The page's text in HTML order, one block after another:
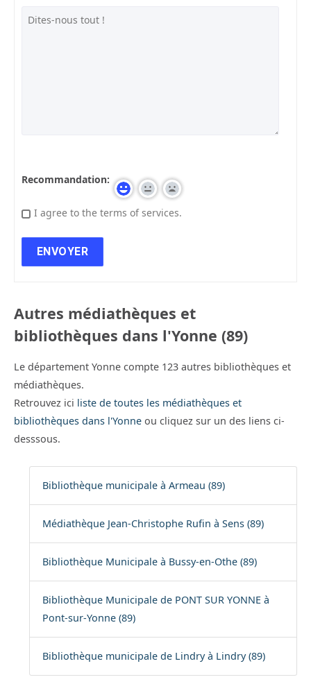
Recommandation:
I agree to the terms of services.
Autres médiathèques et
bibliothèques dans l'Yonne (89)
Le département Yonne compte 123 autres bibliothèques et
médiathèques.
Retrouvez ici liste de toutes les médiathèques et
bibliothèques dans l'Yonne ou cliquez sur un des liens ci-
desssous.
Bibliothèque municipale à Armeau (89)
Médiathèque Jean-Christophe Rufin à Sens (89)
Bibliothèque Municipale à Bussy-en-Othe (89)
Bibliothèque Municipale de PONT SUR YONNE à
Pont-sur-Yonne (89)
Bibliothèque municipale de Lindry à Lindry (89)